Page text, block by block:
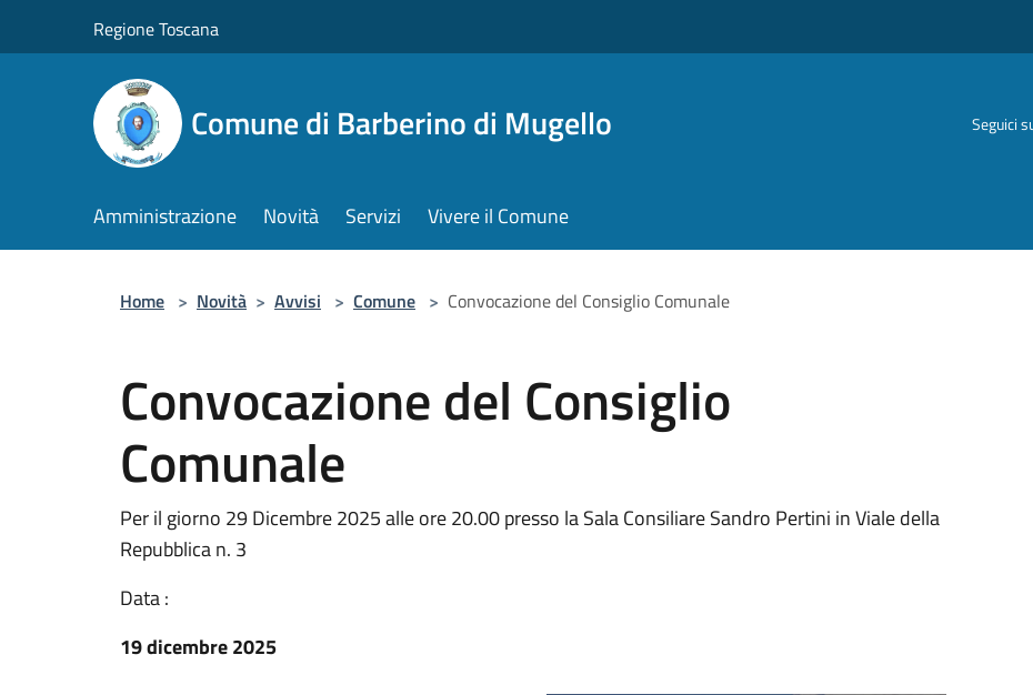
Regione Toscana
Comune di Barberino di Mugello Seguici
Amministrazione Novità Servizi Vivere il Comune
Home > Novità > Avvisi > Comune > Convocazione del Consiglio Comunale
Convocazione del Consiglio
Comunale
Per il giorno 29 Dicembre 2025 alle ore 20.00 presso la Sala Consiliare Sandro Pertini in Viale della
Repubblica n. 3
Data :
19 dicembre 2025